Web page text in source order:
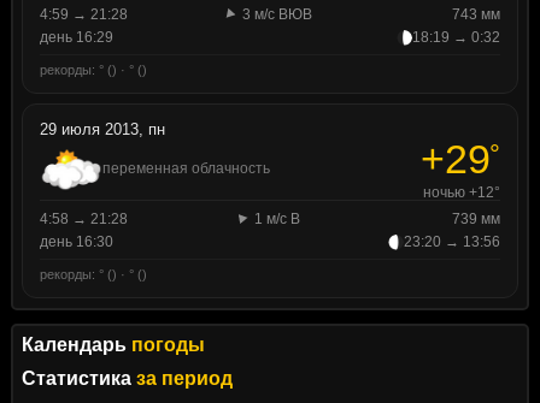
4:59 → 21:28
3 м/с ВЮВ
743 мм
день 16:29
18:19 → 0:32
рекорды: ° () · ° ()
29 июля 2013, пн
переменная облачность +29°
ночью +12°
4:58 → 21:28
1 м/с В
739 мм
день 16:30
23:20 → 13:56
рекорды: ° () · ° ()
Календарь погоды
Статистика за период